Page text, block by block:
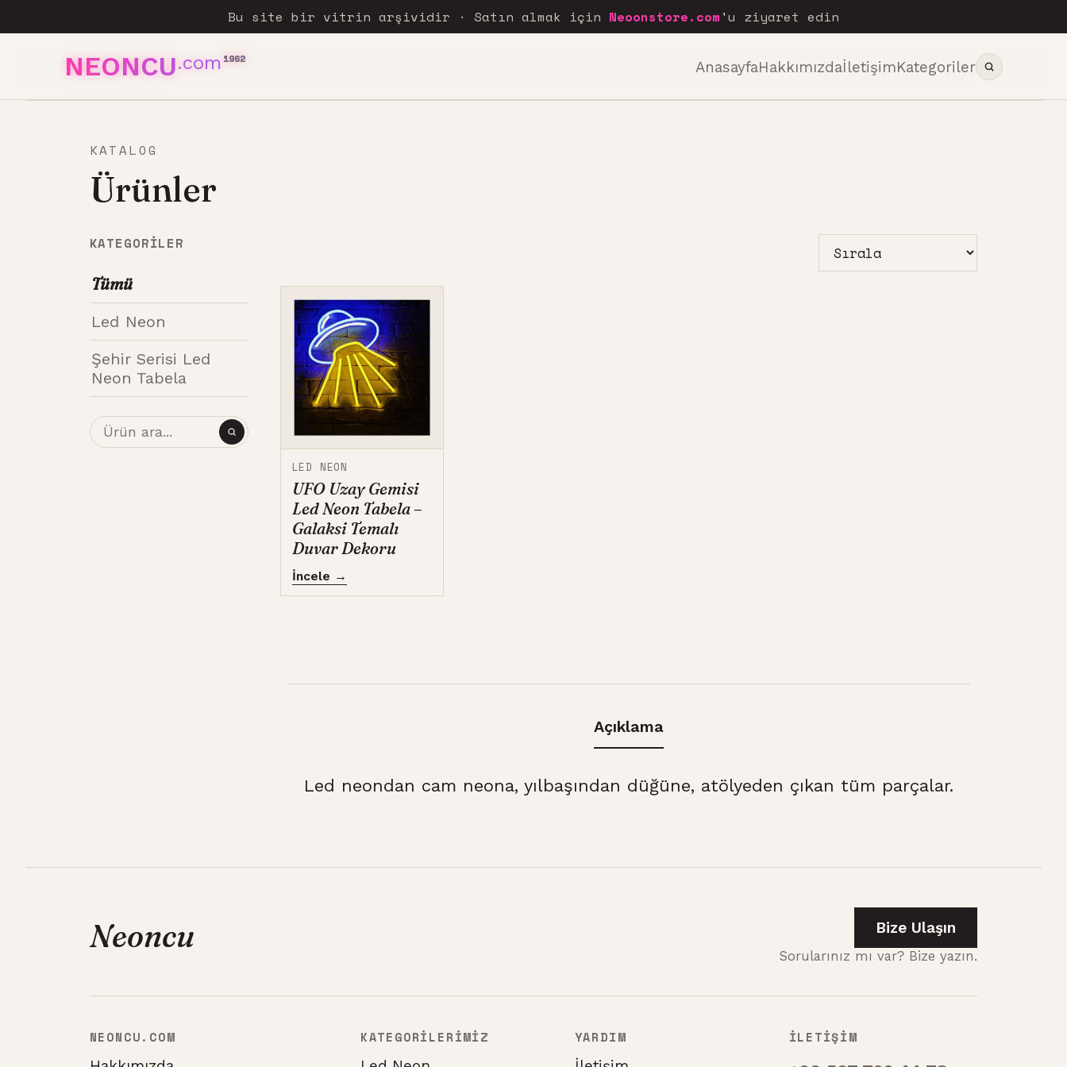
Bu site bir vitrin arşividir · Satın almak için Neoonstore.com 'u ziyaret edin
NEONCU.com 1962
AnasayfaHakkımızdaİletişimKategoriler
KATALOG
Ürünler
KATEGORILER
Tümü
Led Neon
Şehir Serisi Led
Neon Tabela
LED NEON
UFO Uzay Gemisi
Led Neon Tabela –
Galaksi Temalı
Duvar Dekoru
İncele →
Açıklama
Led neondan cam neona, yılbaşından düğüne, atölyeden çıkan tüm parçalar.
Neoncu Bize Ulaşın
Sorularınız mı var? Bize yazın.
NEONCU.COM KATEGORİLERİMİZ YARDIM İLETİŞİM